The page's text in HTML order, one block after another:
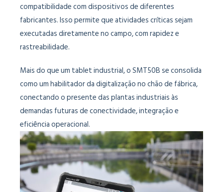
compatibilidade com dispositivos de diferentes
fabricantes. Isso permite que atividades críticas sejam
executadas diretamente no campo, com rapidez e
rastreabilidade.
Mais do que um tablet industrial, o SMT50B se consolida
como um habilitador da digitalização no chão de fábrica,
conectando o presente das plantas industriais às
demandas futuras de conectividade, integração e
eficiência operacional.